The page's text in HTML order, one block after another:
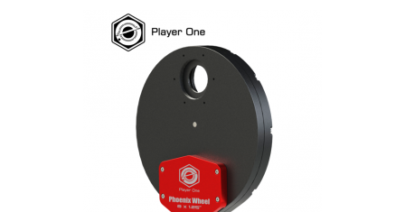
GLI ORDINI SARANNO EVASI